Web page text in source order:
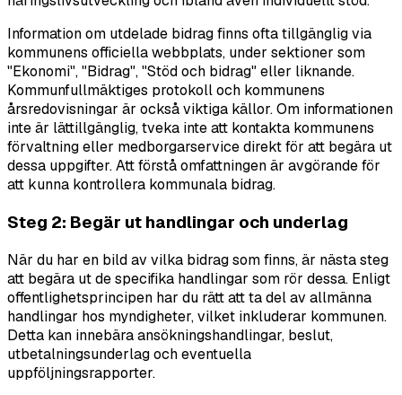
Information om utdelade bidrag finns ofta tillgänglig via
kommunens officiella webbplats, under sektioner som
"Ekonomi", "Bidrag", "Stöd och bidrag" eller liknande.
Kommunfullmäktiges protokoll och kommunens
årsredovisningar är också viktiga källor. Om informationen
inte är lättillgänglig, tveka inte att kontakta kommunens
förvaltning eller medborgarservice direkt för att begära ut
dessa uppgifter. Att förstå omfattningen är avgörande för
att kunna kontrollera kommunala bidrag.
Steg 2: Begär ut handlingar och underlag
När du har en bild av vilka bidrag som finns, är nästa steg
att begära ut de specifika handlingar som rör dessa. Enligt
offentlighetsprincipen har du rätt att ta del av allmänna
handlingar hos myndigheter, vilket inkluderar kommunen.
Detta kan innebära ansökningshandlingar, beslut,
utbetalningsunderlag och eventuella
uppföljningsrapporter.